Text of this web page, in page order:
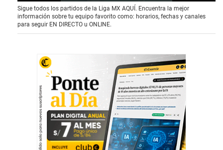
0
o
f
1
5
Sigue todos los partidos de la Liga MX AQUÍ. Encuentra la mejor
información sobre tu equipo favorito como: horarios, fechas y canales
para seguir EN DIRECTO u ONLINE.